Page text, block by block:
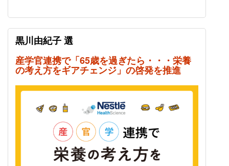
黒川由紀子 選
産学官連携で「65歳を過ぎたら・・・栄養
の考え方をギアチェンジ」の啓発を推進